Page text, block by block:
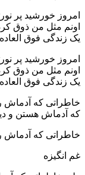
امروز خورشید پر
اونم مثل من ذوق
یک زندگی فوق
امروز خورشید پر
اونم مثل من ذوق
یک زندگی فوق
خاطراتی که آدماش
که آدماش هستن و
خاطراتی که آدماش
غم انگیزه